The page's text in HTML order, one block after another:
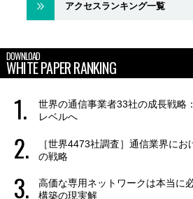
アクセスランキング一覧
DOWNLOAD
WHITE PAPER RANKING
世界の通信事業者33社の成長戦略
レベルへ
［世界4473社調査］通信業界に
の戦略
高価な専用ネットワークは本当に
構築の現実解